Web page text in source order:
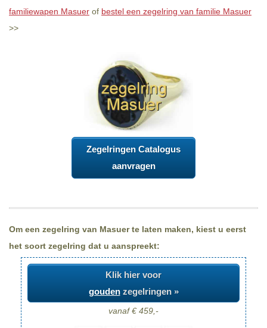
familiewapen Masuer of bestel een zegelring van familie Masuer
>>
Zegelringen Catalogus
aanvragen
Om een zegelring van Masuer te laten maken, kiest u eerst
het soort zegelring dat u aanspreekt:
Klik hier voor
goudenzegelringen »
vanaf € 459,-